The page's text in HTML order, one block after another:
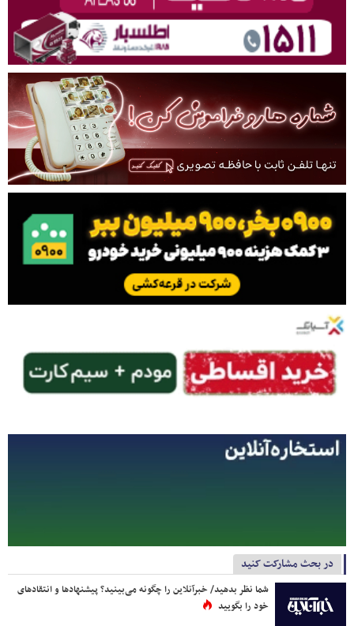
در بحث مشارکت کنید
شما نظر بدهید/ خبرآنلاین را چگونه می‌بینید؟ پیشنهادها و انتقادهای
خود را بگویید